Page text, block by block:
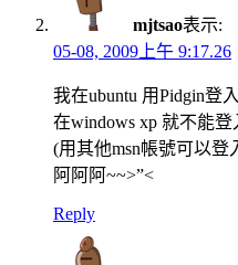
mjtsao表示:
05-08, 2009上午 9:17.26
我在ubuntu 用Pidgin登
在windows xp 就不能登
(用其他msn帳號可以登
阿阿阿~~>”<
Reply